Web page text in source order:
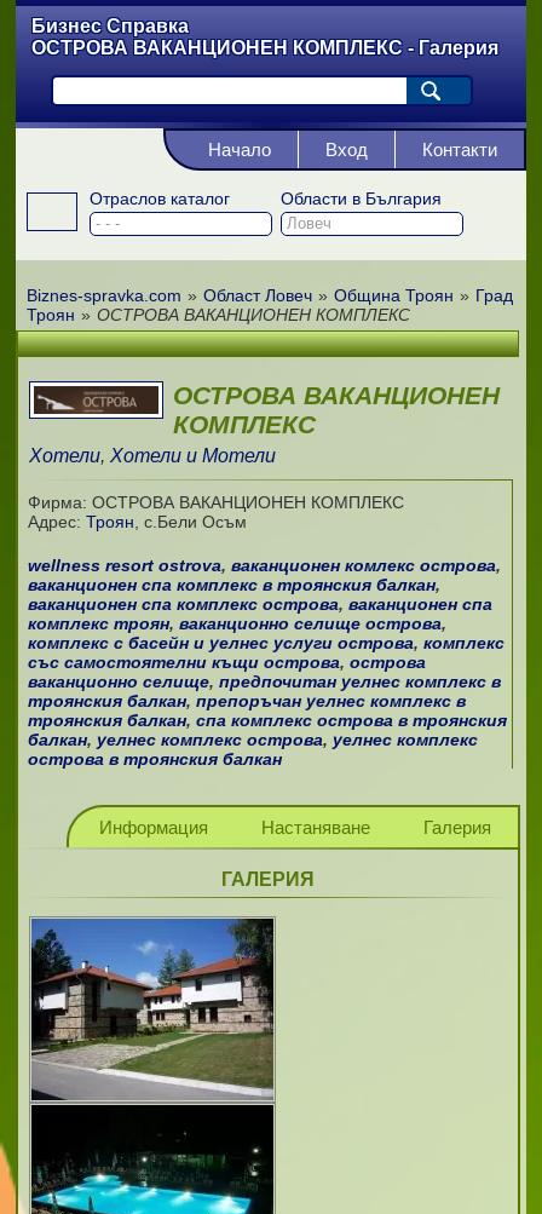
Бизнес Справка
ОСТРОВА ВАКАНЦИОНЕН КОМПЛЕКС - Галерия
Отраслов каталог Области в България
Начало Вход Контакти
Biznes-spravka.com » Област Ловеч » Община Троян » Град
Троян » ОСТРОВА ВАКАНЦИОНЕН КОМПЛЕКС
ОСТРОВА ВАКАНЦИОНЕН
КОМПЛЕКС
Хотели, Хотели и Мотели
Фирма: ОСТРОВА ВАКАНЦИОНЕН КОМПЛЕКС
Адрес: Троян с.Бели Осъм
wellness resort ostrovа, ваканционен комлекс острова,
ваканционен спа комплекс в троянския балкан,
ваканционен спа комплекс острова, ваканционен спа
комплекс троян, ваканционно селище острова,
комплекс с басейн и уелнес услуги острова, комплекс
със самостоятелни къщи острова, острова
ваканционно селище, предпочитан уелнес комплекс в
троянския балкан, препоръчан уелнес комплекс в
троянския балкан, спа комплекс острова в троянския
балкан, уелнес комплекс острова, уелнес комплекс
острова в троянския балкан
Информация Настаняване Галерия
ГАЛЕРИЯ